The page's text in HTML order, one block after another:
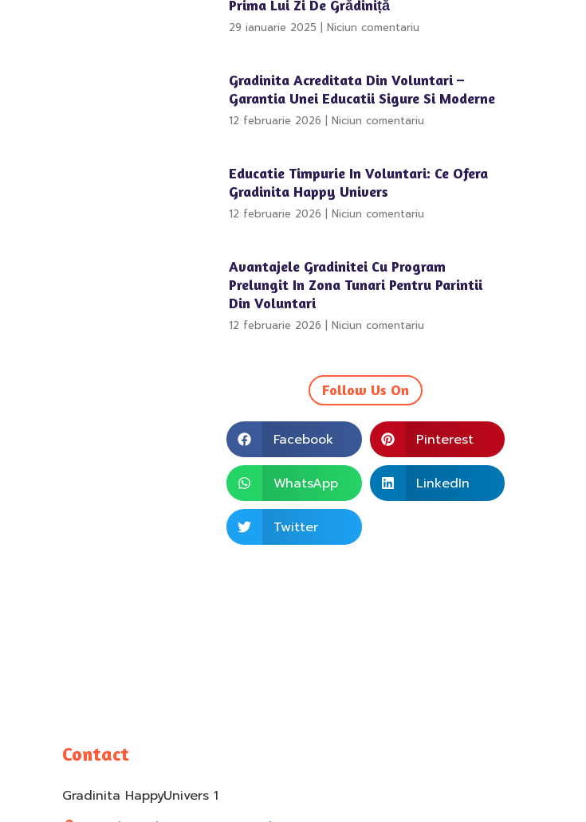
Prima Lui Zi De Grădiniță
29 ianuarie 2025 Niciun comentariu
Gradinita Acreditata Din Voluntari –
Garantia Unei Educatii Sigure Si Moderne
12 februarie 2026 Niciun comentariu
Educatie Timpurie In Voluntari: Ce Ofera
Gradinita Happy Univers
12 februarie 2026 Niciun comentariu
Avantajele Gradinitei Cu Program
Prelungit In Zona Tunari Pentru Parintii
Din Voluntari
12 februarie 2026 Niciun comentariu
Follow Us On
Facebook Pinterest
WhatsApp LinkedIn
Twitter
Contact
Gradinita HappyUnivers 1